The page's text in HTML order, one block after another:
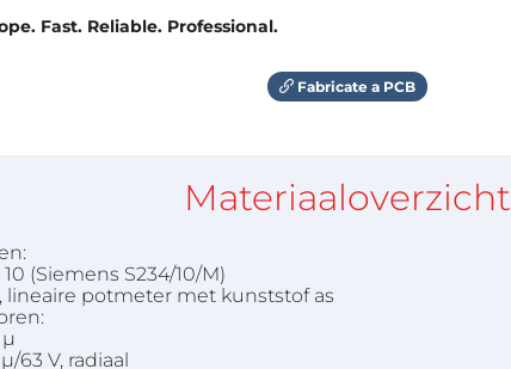
Fast. Reliable. Professional.
Fabricate a PCB
Materiaaloverzicht
10 (Siemens S234/10/M)
lineaire potmeter met kunststof as
µ
µ/63 V, radiaal